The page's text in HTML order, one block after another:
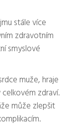
stále více
zdravotním
smyslové
muže, hraje
zdraví.
může zlepšit